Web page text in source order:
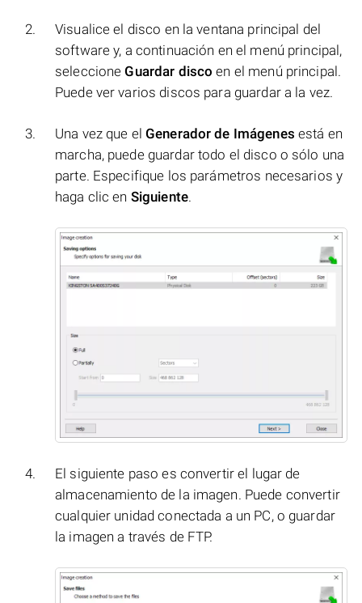
Visualice el disco en la ventana principal del
software y, a continuación en el menú principal,
seleccioneGuardar disco en el menú principal.
Puede ver varios discos para guardar a la vez.
Una vez que el Generador de Imágenes está en
marcha, puede guardar todo el disco o sólo una
parte. Especifique los parámetros necesarios y
haga clic en Siguiente.
El siguiente paso es convertir el lugar de
almacenamiento de la imagen. Puede convertir
cualquier unidad conectada a un PC, o guardar
la imagen a través de FTP.